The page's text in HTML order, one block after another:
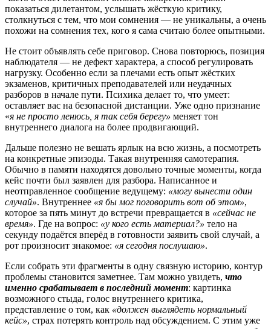
показаться дилетантом, услышать жёсткую критику,
столкнуться с тем, что мои сомнения — не уникальны, а очень
похожи на сомнения тех, кого я сама считаю более опытными.
Не стоит объявлять себе приговор. Снова повторюсь, позиция
наблюдателя — не дефект характера, а способ регулировать
нагрузку. Особенно если за плечами есть опыт жёстких
экзаменов, критичных преподавателей или неудачных
разборов в начале пути. Психика делает то, что умеет:
оставляет вас на безопасной дистанции. Уже одно признание
«я не просто ленюсь, я так себя берегу» меняет тон
внутреннего диалога на более продвигающий.
Дальше полезно не вешать ярлык на всю жизнь, а посмотреть
на конкретные эпизоды. Такая внутренняя самотерапия.
Обычно в памяти находятся довольно точные моменты, когда
кейс почти был заявлен для разбора. Написанное и
неотправленное сообщение ведущему: «могу вынести один
случай». Внутреннее «я бы мог поговорить вот об этом»,
которое за пять минут до встречи превращается в «сейчас не
время». Где на вопрос: «у кого есть материал?» тело на
секунду подаётся вперёд в готовности заявить свой случай, а
рот произносит знакомое: «я сегодня послушаю».
Если собрать эти фрагменты в одну связную историю, контур
проблемы становится заметнее. Там можно увидеть, что
именно срабатывает в последний момент: картинка
возможного стыда, голос внутреннего критика,
представление о том, как «должен выглядеть нормальный
кейс», страх потерять контроль над обсуждением. С этим уже